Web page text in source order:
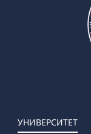
УНИВЕРСИТЕТ